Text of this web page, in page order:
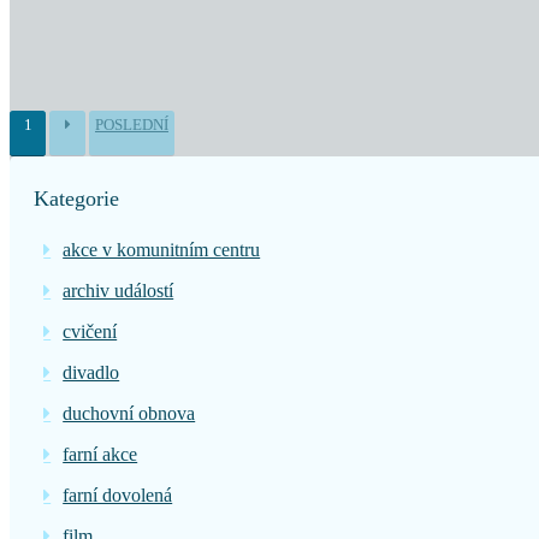
1 POSLEDNÍ
Kategorie
akce v komunitním centru
archiv událostí
cvičení
divadlo
duchovní obnova
farní akce
farní dovolená